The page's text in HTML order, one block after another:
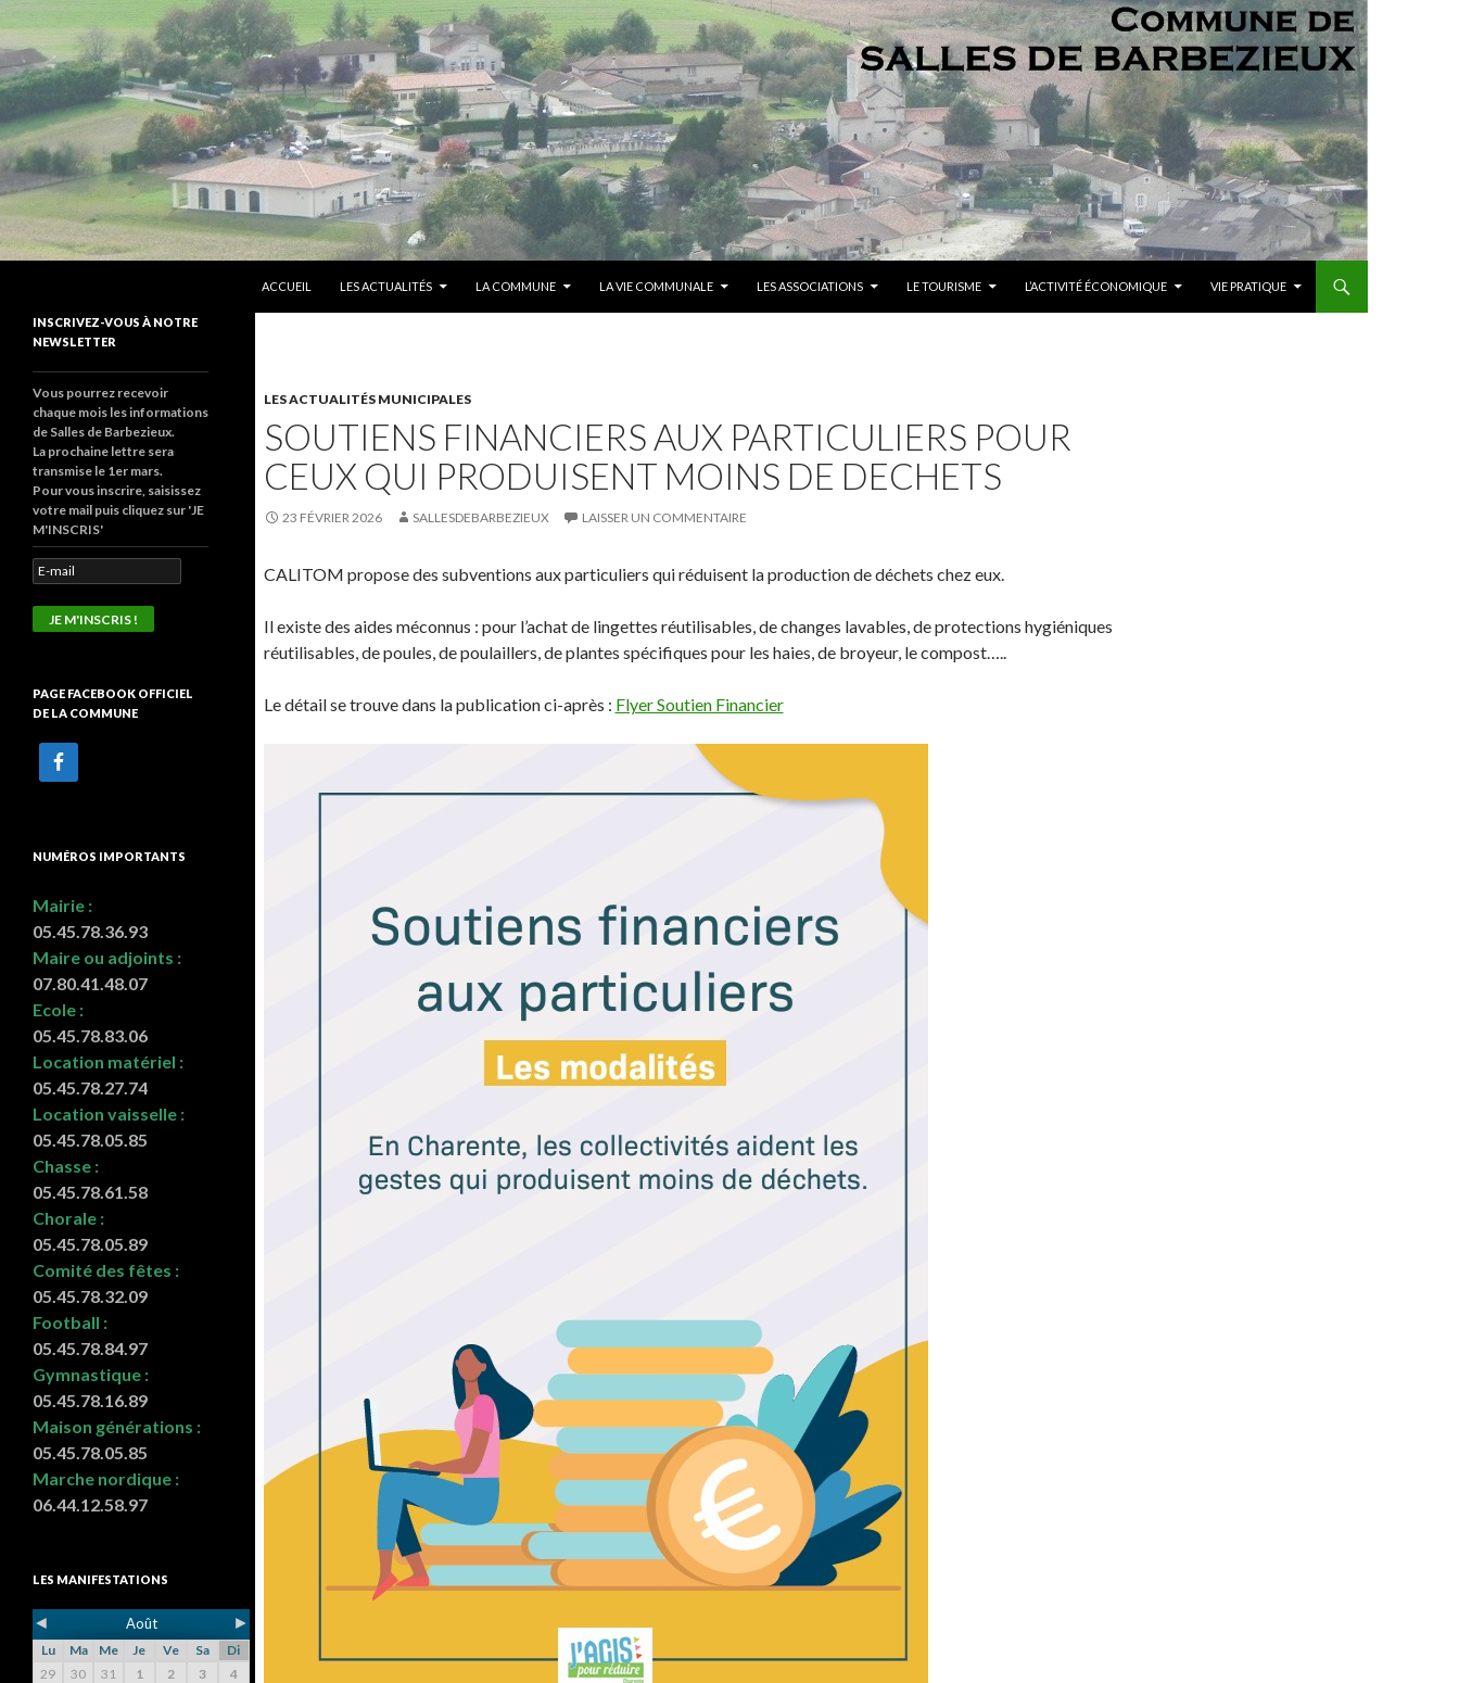
ACCUEIL
LES ACTUALITÉS LA COMMUNE LA VIE COMMUNALE LES ASSOCIATIONS LE TOURISME L’ACTIVITÉ ÉCONOMIQUE VIE PRATIQUE
LES ACTUALITÉS MUNICIPALES
SOUTIENS FINANCIERS AUX PARTICULIERS POUR
CEUX QUI PRODUISENT MOINS DE DECHETS
23 FÉVRIER 2026 SALLESDEBARBEZIEUX LAISSER UN COMMENTAIRE
CALITOM propose des subventions aux particuliers qui réduisent la production de déchets chez eux.
Il existe des aides méconnus : pour l’achat de lingettes réutilisables, de changes lavables, de protections hygiéniques
réutilisables, de poules, de poulaillers, de plantes spécifiques pour les haies, de broyeur, le compost…..
Le détail se trouve dans la publication ci-après : Flyer Soutien Financier
Le site de salles de barbezieux
INSCRIVEZ-VOUS À NOTRE
NEWSLETTER
Vous pourrez recevoir
chaque mois les informations
de Salles de Barbezieux.
La prochaine lettre sera
transmise le 1er mars.
Pour vous inscrire, saisissez
votre mail puis cliquez sur 'JE
M'INSCRIS'
PAGE FACEBOOK OFFICIEL
DE LA COMMUNE
NUMÉROS IMPORTANTS
Mairie :
05.45.78.36.93
Maire ou adjoints :
07.80.41.48.07
Ecole :
05.45.78.83.06
Location matériel :
05.45.78.27.74
Location vaisselle :
05.45.78.05.85
Chasse :
05.45.78.61.58
Chorale :
05.45.78.05.89
Comité des fêtes :
05.45.78.32.09
Football :
05.45.78.84.97
Gymnastique :
05.45.78.16.89
Maison générations :
05.45.78.05.85
Marche nordique :
06.44.12.58.97
LES MANIFESTATIONS
◄ Août ►
Lu Ma Me Je Ve Sa
Di
29
30 31 1 2 3
4